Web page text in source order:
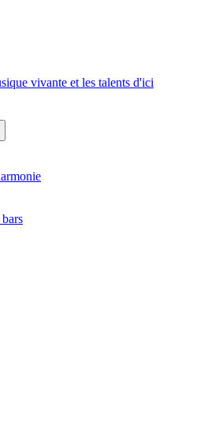
vivante et les talents d'ici